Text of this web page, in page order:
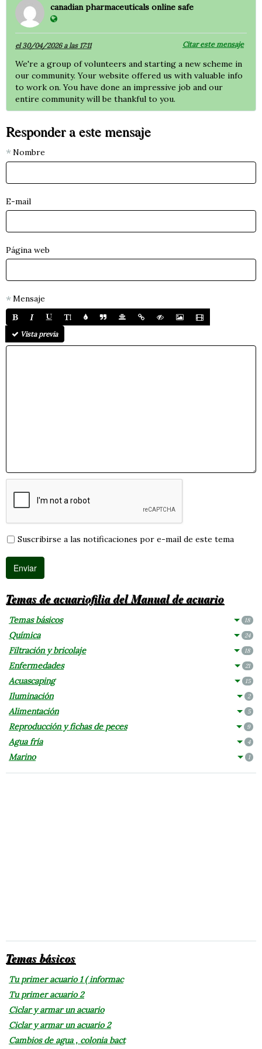
canadian pharmaceuticals online safe
el 30/04/2026 a las 17:11 Citar este mensaje
We're a group of volunteers and starting a new scheme in
our community. Your website offered us with valuable info
to work on. You have done an impressive job and our
entire community will be thankful to you.
Responder a este mensaje
Nombre
E-mail
Página web
Mensaje
Vista previa
Suscribirse a las notificaciones por e-mail de este tema
Temas de acuariofilia del Manual de acuario
Temas básicos 18
Química 24
Filtración y bricolaje 18
Enfermedades 21
Acuascaping 15
Iluminación 2
Alimentación 5
Reproducción y fichas de peces 9
Agua fría 4
Marino 1
Temas básicos
Tu primer acuario 1 ( informac
Tu primer acuario 2
Ciclar y armar un acuario
Ciclar y armar un acuario 2
Cambios de agua , colonia bact